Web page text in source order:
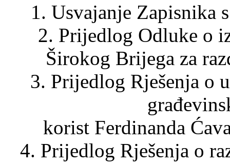
1. Usvajanje Zapisnika
2. Prijedlog Odluke o
Širokog Brijega za
3. Prijedlog Rješenja o
korist Ferdinanda
4. Prijedlog Rješenja o